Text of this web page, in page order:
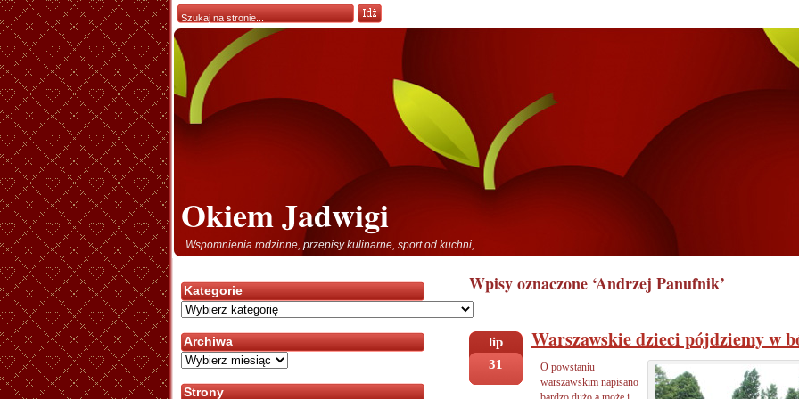
Okiem Jadwigi
Wspomnienia rodzinne, przepisy kulinarne, sport od kuchni,
Wpisy oznaczone ‘Andrzej Panufnik’
lip
31
Warszawskie dzieci pójdziemy w
O powstaniu
warszawskim napisano
Kategorie
Kategorie
Archiwa
Archiwa
Strony